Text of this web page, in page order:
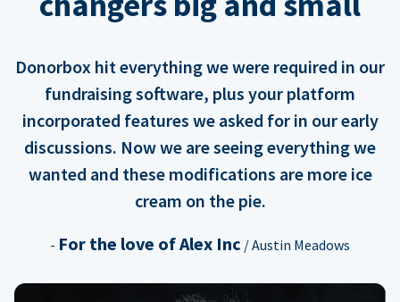
Donorbox hit everything we were required in our
fundraising software, plus your platform
incorporated features we asked for in our early
discussions. Now we are seeing everything we
wanted and these modifications are more ice
cream on the pie.
- For the love of Alex Inc / Austin Meadows